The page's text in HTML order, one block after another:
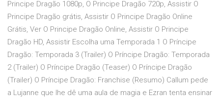
Principe Dragão 1080p, O Principe Dragão 720p, Assistir O
Principe Dragão grátis, Assistir O Principe Dragão Online
Grátis, Ver O Principe Dragão Online, Assistir O Principe
Dragão HD, Assistir Escolha uma Temporada 1 O Príncipe
Dragão: Temporada 3 (Trailer) O Príncipe Dragão: Temporada
2 (Trailer) O Príncipe Dragão (Teaser) O Príncipe Dragão
(Trailer) O Príncipe Dragão: Franchise (Resumo) Callum pede
a Lujanne que lhe dê uma aula de magia e Ezran tenta ensinar